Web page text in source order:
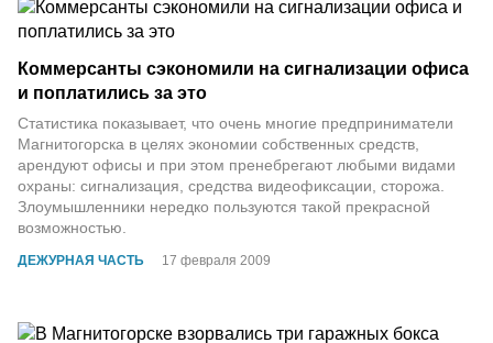
ДЕЖУРНАЯ ЧАСТЬ 17 февраля 2009
Коммерсанты сэкономили на сигнализации офиса
и поплатились за это
Статистика показывает, что очень многие предприниматели
Магнитогорска в целях экономии собственных средств,
арендуют офисы и при этом пренебрегают любыми видами
охраны: сигнализация, средства видеофиксации, сторожа.
Злоумышленники нередко пользуются такой прекрасной
возможностью.